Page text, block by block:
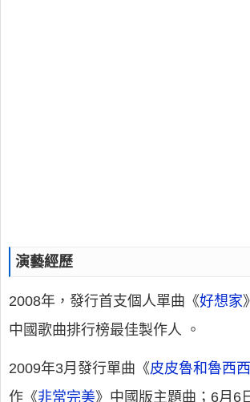
演藝經歷
2008年，發行首支個人單曲《好想家
中國歌曲排行榜最佳製作人 。
2009年3月發行單曲《皮皮魯和魯西西
作《非常完美》中國版主題曲；6月6